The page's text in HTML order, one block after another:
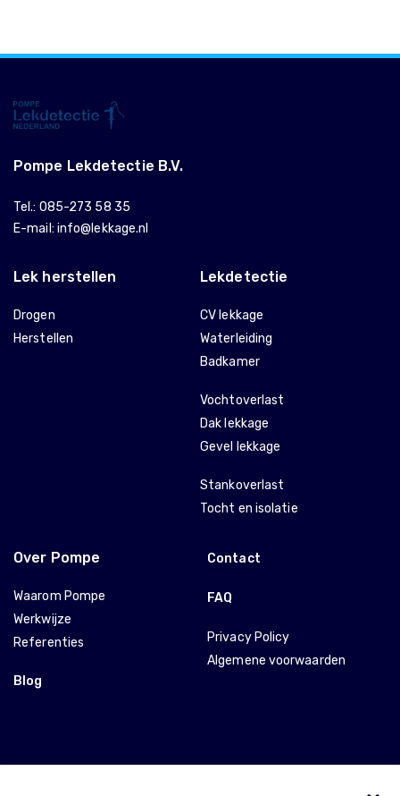
Pompe Lekdetectie B.V.
Tel.: 085-273 58 35
E-mail: info@lekkage.nl
Lekdetectie
CV lekkage
Waterleiding
Badkamer
Vochtoverlast
Dak lekkage
Gevel lekkage
Stankoverlast
Tocht en isolatie
Lek herstellen
Drogen
Herstellen
Over Pompe
Waarom Pompe
Werkwijze
Referenties
Blog
Contact
FAQ
Privacy Policy
Algemene voorwaarden